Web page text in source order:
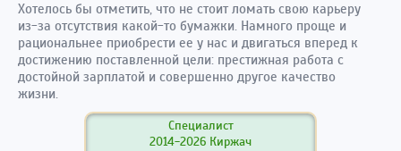
Хотелось бы отметить, что не стоит ломать свою карьеру
из-за отсутствия какой-то бумажки. Намного проще и
рациональнее приобрести ее у нас и двигаться вперед к
достижению поставленной цели: престижная работа с
достойной зарплатой и совершенно другое качество
жизни.
Специалист
2014-2026 Киржач